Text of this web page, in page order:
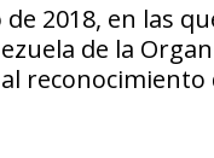
2018, en las
de la
reconocimiento